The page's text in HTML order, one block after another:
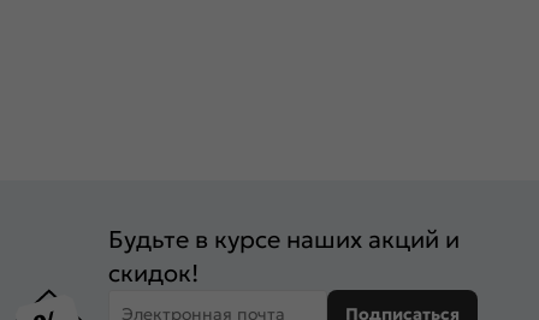
Будьте в курсе наших акций и
скидок!
Электронная почта Подписаться